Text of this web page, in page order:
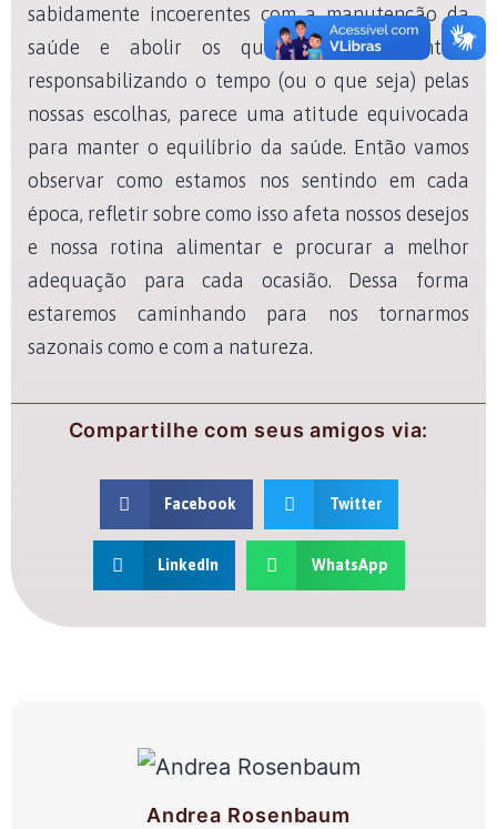
sabidamente incoerentes com a manutenção da
saúde e abolir os que são fundamentais,
responsabilizando o tempo (ou o que seja) pelas
nossas escolhas, parece uma atitude equivocada
para manter o equilíbrio da saúde. Então vamos
observar como estamos nos sentindo em cada
época, refletir sobre como isso afeta nossos desejos
e nossa rotina alimentar e procurar a melhor
adequação para cada ocasião. Dessa forma
estaremos caminhando para nos tornarmos
sazonais como e com a natureza.
Compartilhe com seus amigos via:
Facebook Twitter
LinkedIn WhatsApp
Andrea Rosenbaum